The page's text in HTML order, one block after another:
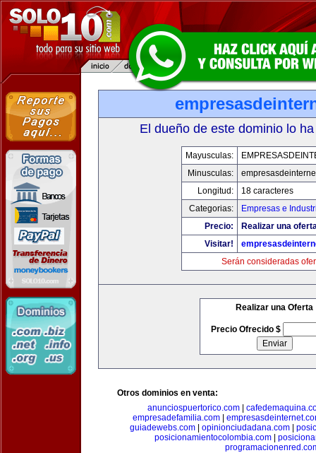
El dueño de este dominio lo
Mayusculas:
Minusculas:
Longitud:
18 caracteres
Categorias:
Empresas e
Precio:
Realizar una
Visitar!
Serán consideradas
Realizar una Oferta
Precio Ofrecido $
Otros dominios en venta:
anunciospuertorico.com|
empresadefamilia.com
guiadewebs.com
opinionciudadana.com
posicionamientocolombia.com|